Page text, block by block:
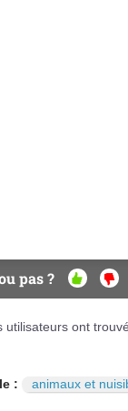
pas ?
OUI NON
utilisateurs ont
: animaux et